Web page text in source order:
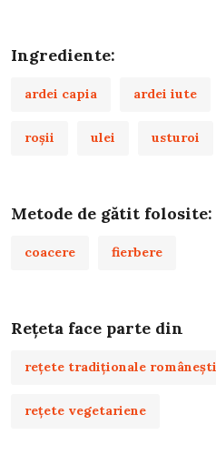
Ingrediente:
ardei capia ardei iute
roşii ulei usturoi
Metode de gătit folosite:
coacere fierbere
Rețeta face parte din
rețete tradiționale românești
rețete vegetariene